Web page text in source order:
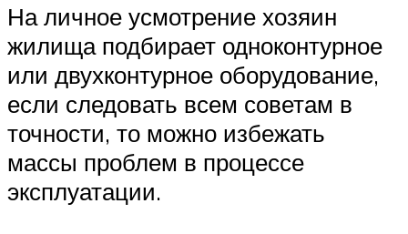
На личное усмотрение хозяин
жилища подбирает одноконтурное
или двухконтурное оборудование,
если следовать всем советам в
точности, то можно избежать
массы проблем в процессе
эксплуатации.